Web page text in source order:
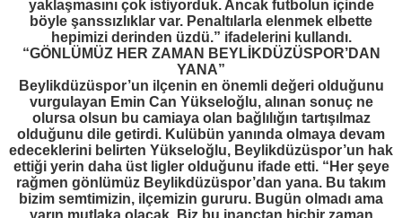
yaklaşmasını çok istiyorduk. Ancak futbolun içinde
böyle şanssızlıklar var. Penaltılarla elenmek elbette
hepimizi derinden üzdü.” ifadelerini kullandı.
“GÖNLÜMÜZ HER ZAMAN BEYLİKDÜZÜSPOR’DAN
YANA”
Beylikdüzüspor’un ilçenin en önemli değeri olduğunu
vurgulayan Emin Can Yükseloğlu, alınan sonuç ne
olursa olsun bu camiaya olan bağlılığın tartışılmaz
olduğunu dile getirdi. Kulübün yanında olmaya devam
edeceklerini belirten Yükseloğlu, Beylikdüzüspor’un hak
ettiği yerin daha üst ligler olduğunu ifade etti. “Her şeye
rağmen gönlümüz Beylikdüzüspor’dan yana. Bu takım
bizim semtimizin, ilçemizin gururu. Bugün olmadı ama
yarın mutlaka olacak. Biz bu inançtan hiçbir zaman